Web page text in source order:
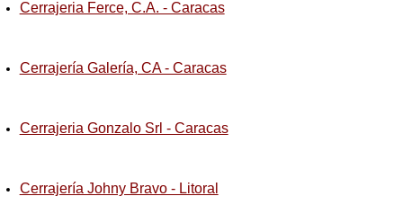
Cerrajeria Ferce, C.A. - Caracas
Cerrajería Galería, CA - Caracas
Cerrajeria Gonzalo Srl - Caracas
Cerrajería Johny Bravo - Litoral